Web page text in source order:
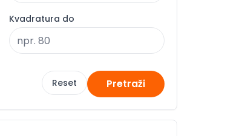
Kvadratura do
Reset Pretraži